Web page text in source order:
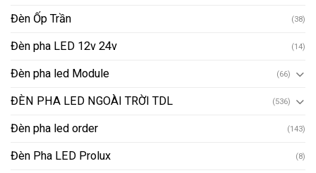
Đèn Ốp Trần (38)
Đèn pha LED 12v 24v (14)
Đèn pha led Module (66)
ĐÈN PHA LED NGOÀI TRỜI TDL (536)
Đèn pha led order (143)
Đèn Pha LED Prolux (8)